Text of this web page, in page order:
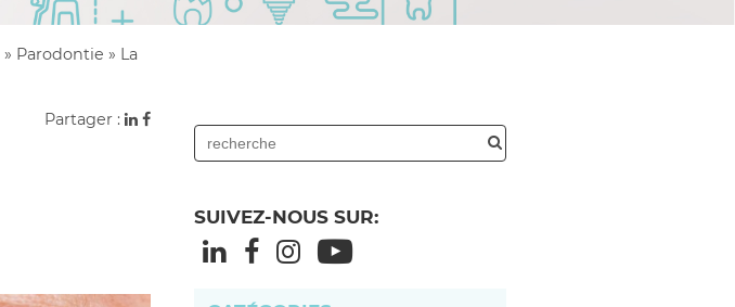
» Parodontie » La
Partager :
SUIVEZ-NOUS SUR: